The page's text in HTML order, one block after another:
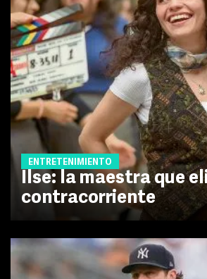
ENTRETENIMIENTO
Ilse: la maestra que
contracorriente